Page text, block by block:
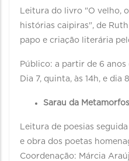
Leitura do livro "O velho,
histórias caipiras", de
papo e criação literária
Público: a partir de 6 anos
Dia 7, quinta, às 14h, e dia
Sarau da
Leitura de poesias
e obra dos poetas
Coordenação: Márcia